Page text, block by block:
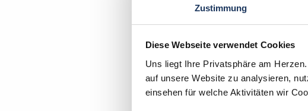
Zustimmung
Diese Webseite verwendet Cookies
Uns liegt Ihre Privatsphäre am
auf unsere Website zu analysieren,
einsehen für welche Aktivitäten wir
Momentan